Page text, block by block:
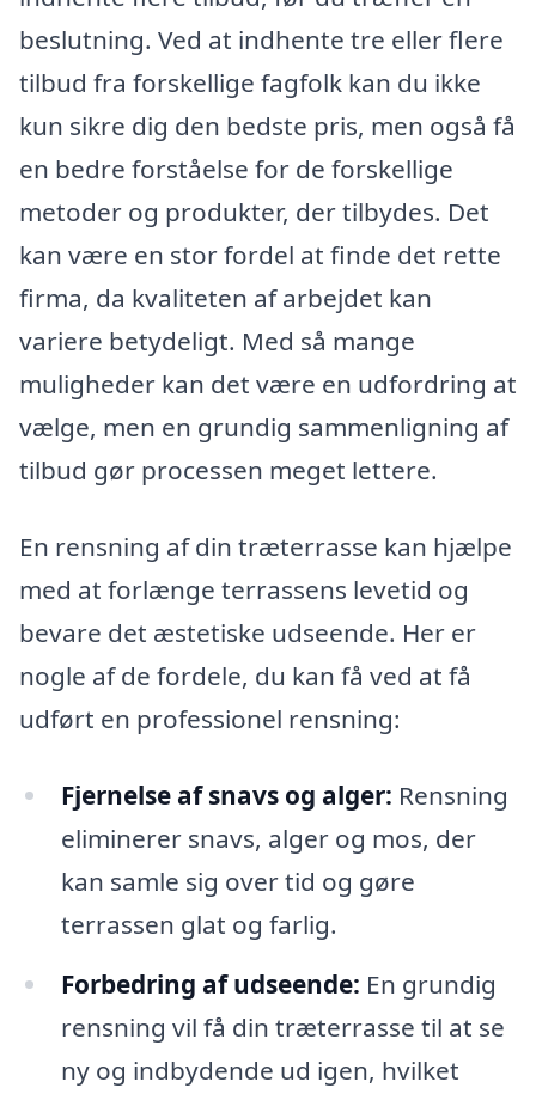
beslutning. Ved at indhente tre eller flere
tilbud fra forskellige fagfolk kan du ikke
kun sikre dig den bedste pris, men også få
en bedre forståelse for de forskellige
metoder og produkter, der tilbydes. Det
kan være en stor fordel at finde det rette
firma, da kvaliteten af arbejdet kan
variere betydeligt. Med så mange
muligheder kan det være en udfordring at
vælge, men en grundig sammenligning af
tilbud gør processen meget lettere.
En rensning af din træterrasse kan hjælpe
med at forlænge terrassens levetid og
bevare det æstetiske udseende. Her er
nogle af de fordele, du kan få ved at få
udført en professionel rensning:
Fjernelse af snavs og alger: Rensning
eliminerer snavs, alger og mos, der
kan samle sig over tid og gøre
terrassen glat og farlig.
Forbedring af udseende: En grundig
rensning vil få din træterrasse til at se
ny og indbydende ud igen, hvilket